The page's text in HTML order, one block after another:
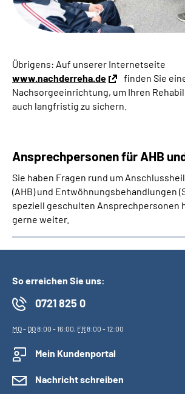
Übrigens: Auf unserer Internetseite
www.nachderreha.de
finden Sie
Nachsorgeeinrichtung, um Ihren
auch langfristig zu sichern.
Ansprechpersonen für AHB
Sie haben Fragen rund um
(AHB) und Entwöhnungsbehandlungen
speziell geschulten Ansprechpersonen
gerne weiter.
So erreichen Sie uns:
0721 825 0
MO- DO8:00 - 16:00, FR8:00 - 12:00
Mein Kundenportal
Nachricht schreiben